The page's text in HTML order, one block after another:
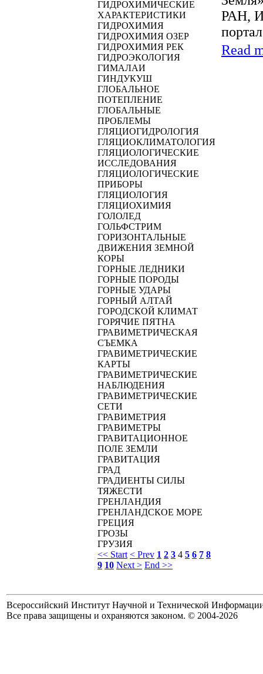
ГИДРОХИМИЧЕСКИЕ
ХАРАКТЕРИСТИКИ
ГИДРОХИМИЯ
ГИДРОХИМИЯ ОЗЕР
ГИДРОХИМИЯ РЕК
ГИДРОЭКОЛОГИЯ
ГИМАЛАИ
ГИНДУКУШ
ГЛОБАЛЬНОЕ
ПОТЕПЛЕНИЕ
ГЛОБАЛЬНЫЕ
ПРОБЛЕМЫ
ГЛЯЦИОГИДРОЛОГИЯ
ГЛЯЦИОКЛИМАТОЛОГИЯ
ГЛЯЦИОЛОГИЧЕСКИЕ
ИССЛЕДОВАНИЯ
ГЛЯЦИОЛОГИЧЕСКИЕ
ПРИБОРЫ
ГЛЯЦИОЛОГИЯ
ГЛЯЦИОХИМИЯ
ГОЛОЛЕД
ГОЛЬФСТРИМ
ГОРИЗОНТАЛЬНЫЕ
ДВИЖЕНИЯ ЗЕМНОЙ
КОРЫ
ГОРНЫЕ ЛЕДНИКИ
ГОРНЫЕ ПОРОДЫ
ГОРНЫЕ УДАРЫ
ГОРНЫЙ АЛТАЙ
ГОРОДСКОЙ КЛИМАТ
ГОРЯЧИЕ ПЯТНА
ГРАВИМЕТРИЧЕСКАЯ
СЪЕМКА
ГРАВИМЕТРИЧЕСКИЕ
КАРТЫ
ГРАВИМЕТРИЧЕСКИЕ
НАБЛЮДЕНИЯ
ГРАВИМЕТРИЧЕСКИЕ
СЕТИ
ГРАВИМЕТРИЯ
ГРАВИМЕТРЫ
ГРАВИТАЦИОННОЕ
ПОЛЕ ЗЕМЛИ
ГРАВИТАЦИЯ
ГРАД
ГРАДИЕНТЫ СИЛЫ
ТЯЖЕСТИ
ГРЕНЛАНДИЯ
ГРЕНЛАНДСКОЕ МОРЕ
ГРЕЦИЯ
ГРОЗЫ
ГРУЗИЯ
<< Start < Prev 1 2 3 4 5 6 7 8
9 10 Next > End >>
РАН,
Read
Всероссийский Институт Научной и Технической
Все права защищены и охраняются законом. © 2004-2026